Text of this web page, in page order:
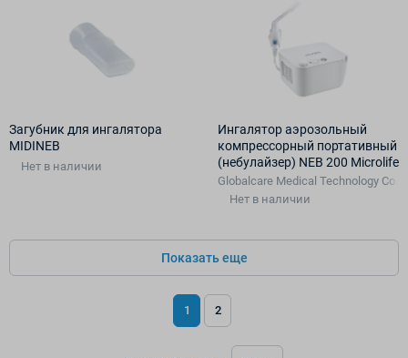
Загубник для ингалятора
MIDINEB
Нет в наличии
Ингалятор аэрозольный
компрессорный портативный
(небулайзер) NEB 200 Microlife
Globalcare Medical Technology Co..
Нет в наличии
Показать еще
1 2